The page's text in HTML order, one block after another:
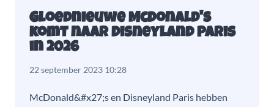
Gloednieuwe McDonald's
komt naar Disneyland Paris
in 2026
22 september 2023 10:28
McDonald&#x27;s en Disneyland Paris hebben